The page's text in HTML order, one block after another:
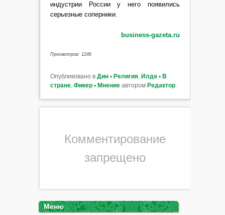
индустрии России у него появились
серьезные соперники.
business-gazeta.ru
Просмотров: 1246
Опубликовано в Дин ▪ Религия, Илдә ▪ В
стране, Фикер ▪ Мнениеавтором Редактор.
Комментирование
запрещено
Меню